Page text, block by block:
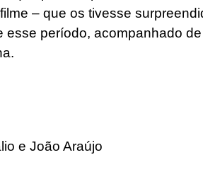
– que os tivesse
esse período, acompanhado
e João Araújo